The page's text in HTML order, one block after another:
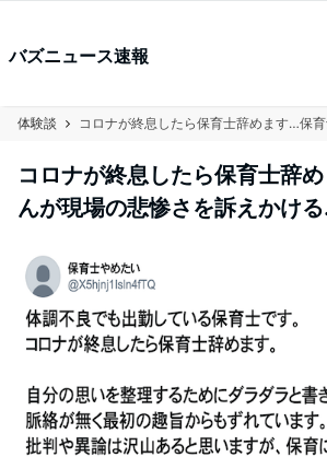
バズニュース速報
体験談
コロナが終息したら保育士辞
んが現場の悲惨さを訴えかけ